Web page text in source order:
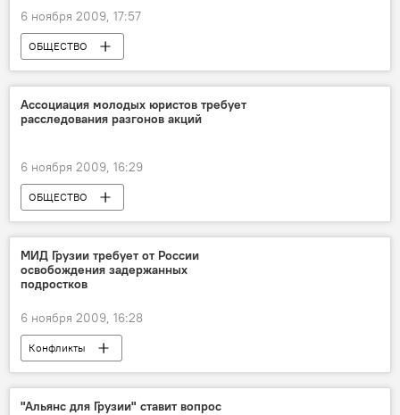
6 ноября 2009, 17:57
ОБЩЕСТВО
Ассоциация молодых юристов требует
расследования разгонов акций
6 ноября 2009, 16:29
ОБЩЕСТВО
МИД Грузии требует от России
освобождения задержанных
подростков
6 ноября 2009, 16:28
Конфликты
"Альянс для Грузии" ставит вопрос